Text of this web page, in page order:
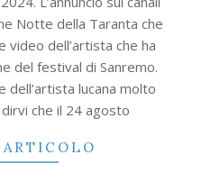
Notte della Taranta che
video dell’artista che ha
del festival di Sanremo.
dell’artista lucana molto
che il 24 agosto